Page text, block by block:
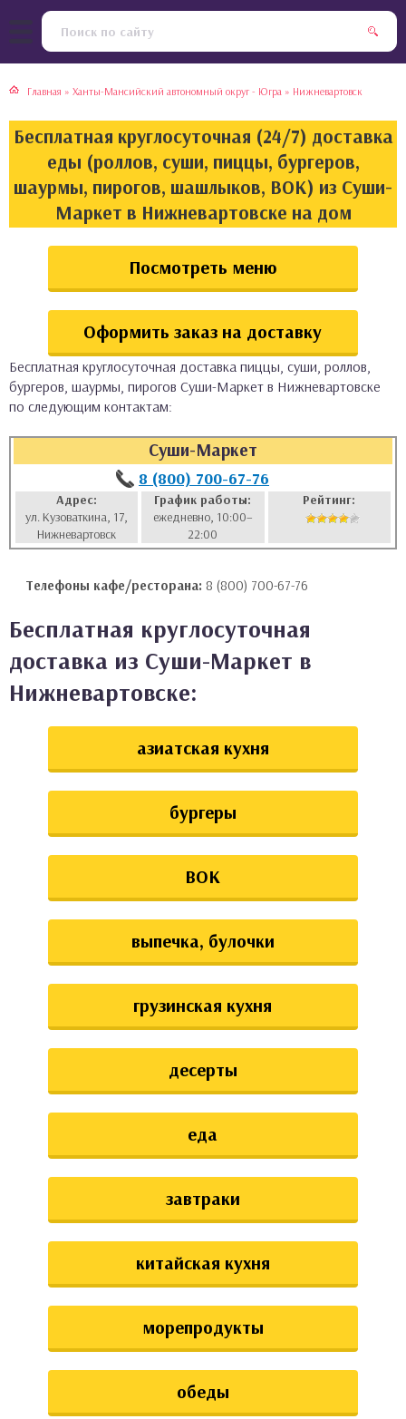
Главная » Ханты-Мансийский автономный округ - Югра » Нижневартовск
Бесплатная круглосуточная (24/7) доставка
еды (роллов, суши, пиццы, бургеров,
шаурмы, пирогов, шашлыков, ВОК) из Суши-
Маркет в Нижневартовске на дом
Посмотреть меню
Оформить заказ на доставку
Бесплатная круглосуточная доставка пиццы, суши, роллов,
бургеров, шаурмы, пирогов Суши-Маркет в Нижневартовске
по следующим контактам:
Суши-Маркет
8 (800) 700-67-76
Адрес:
ул. Кузоваткина, 17,
Нижневартовск
График работы:
ежедневно, 10:00–
22:00
Рейтинг:
Телефоны кафе/ресторана: 8 (800) 700-67-76
Бесплатная круглосуточная
доставка из Суши-Маркет в
Нижневартовске:
азиатская кухня
бургеры
ВОК
выпечка, булочки
грузинская кухня
десерты
еда
завтраки
китайская кухня
морепродукты
обеды
кухня
кухня
кухня
кухня
булочки